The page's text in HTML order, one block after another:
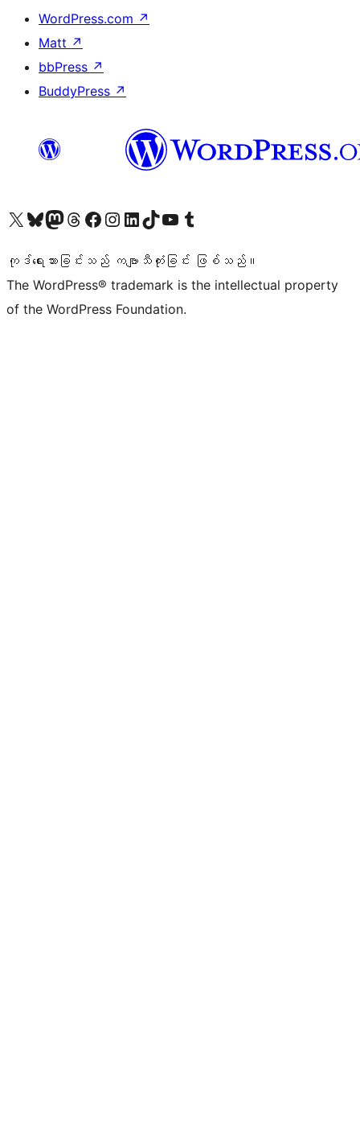
WordPress.com ↗
Matt ↗
bbPress ↗
BuddyPress ↗
ကျွန်ုပ်တို့၏ X (ယခင် Twitter) အကောင့်သို့ သွားရောက်ကြည့်ရှုပါကျွန်ုပ်တို့၏ Bluesky အကောင့်သို့ ဝင်ရောက်ကြည့်ရှုရန်
ကျွန်ုပ်တို့၏ Mastodon အကောင့်သို့ သွားရောက်ကြည့်ရှုပါကျွန်ုပ်တို့၏ Threads အကောင့်သို့ ဝင်ရောက်ကြည့်ရှုရန်
ကျွန်ုပ်တို့၏ Facebook စာမျက်နှာသို့ သွားရောက်ကြည့်ရှုပါကျွန်ုပ်တို့၏ Instagram အကောင့်သို့ သွားရောက်ကြည့်ရှုပါ ကျွန်ုပ်တို့၏ LinkedIn အကောင့်သို့ သွားရောက်ကြည့်ရှုပါကျွန်ုပ်တို့၏ TikTok အကောင့်သို့ ဝင်ရောက်ကြည့်ရှုရန်
ကျွန်ုပ်တို့၏ YouTube ချန်နယ်သို့ သွားရောက်ကြည့်ရှုပါ ကျွန်ုပ်တို့၏ Tumblr အကောင့်သို့ ဝင်ရောက်ကြည့်ရှုရန်
ကုဒ်ရေးသားခြင်းသည် ကဗျာသီကုံးခြင်း ဖြစ်သည်။
The WordPress® trademark is the intellectual property
of the WordPress Foundation.